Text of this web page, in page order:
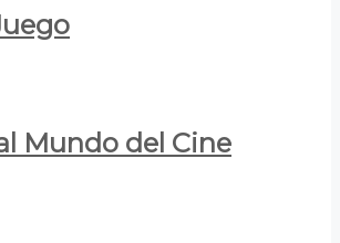
Mundo del Cine